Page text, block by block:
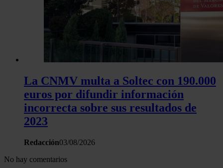
La CNMV multa a Soltec con 190.000
euros por difundir información
incorrecta sobre sus resultados de
2023
Redacción03/08/2026
No hay comentarios